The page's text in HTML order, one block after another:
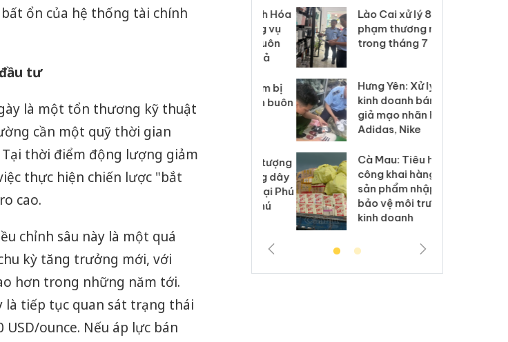
ổn của hệ thống tài chính
tư
là một tổn thương kỹ thuật
cần một quỹ thời gian
thời điểm động lượng giảm
thực hiện chiến lược "bắt
cao.
chỉnh sâu này là một quá
kỳ tăng trưởng mới, với
hơn trong những năm tới.
là tiếp tục quan sát trạng thái
ounce. Nếu áp lực bán
Công an Thanh Hóa
hại trong vụ án buôn
bán bình sữa
Moyuum giả
An Giang: Đối tượng
chủ mưu đường dây
Lào Cai xử lý 83 vụ vi
phạm thương mại
trong tháng 7
Hưng Yên: Xử lý 6 hộ
kinh doanh bán hàng
giả mạo nhãn hiệu
Adidas, Nike
Cà Mau: Tiêu hủy
công khai hàng ngàn
sản phẩm nhập lậu,
bảo vệ môi trường
kinh doanh